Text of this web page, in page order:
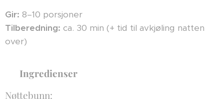
Gir: 8–10 porsjoner
Tilberedning: ca. 30 min (+ tid til avkjøling natten
over)
Ingredienser
Nøttebunn: